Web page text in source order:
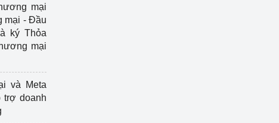
mại
mại - Đầu
ký Thỏa
mại
và Meta
trợ doanh